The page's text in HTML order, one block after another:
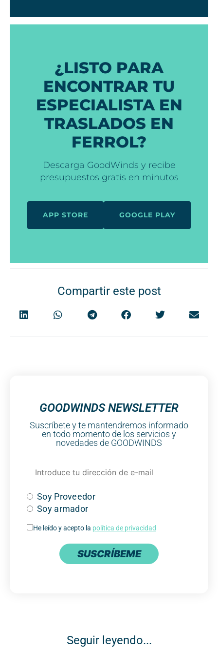
¿LISTO PARA
ENCONTRAR TU
ESPECIALISTA EN
TRASLADOS EN
FERROL?
Descarga GoodWinds y recibe
presupuestos gratis en minutos
APP STORE GOOGLE PLAY
Compartir este post
GOODWINDS NEWSLETTER
Suscríbete y te mantendremos informado
en todo momento de los servicios y
novedades de GOODWINDS
Soy Proveedor
Soy armador
He leído y acepto la política de privacidad
SUSCRÍBEME
Seguir leyendo...